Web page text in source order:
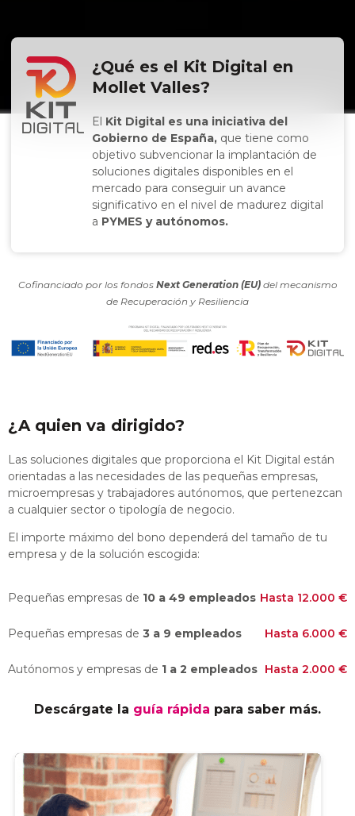
¿Qué es el Kit Digital en
Mollet Valles?
El Kit Digital es una iniciativa del
Gobierno de España, que tiene como
objetivo subvencionar la implantación de
soluciones digitales disponibles en el
mercado para conseguir un avance
significativo en el nivel de madurez digital
a PYMES y autónomos.
Cofinanciado por los fondos Next Generation (EU)del mecanismo
de Recuperación y Resiliencia
¿A quien va dirigido?
Las soluciones digitales que proporciona el Kit Digital están
orientadas a las necesidades de las pequeñas empresas,
microempresas y trabajadores autónomos, que pertenezcan
a cualquier sector o tipología de negocio.
El importe máximo del bono dependerá del tamaño de tu
empresa y de la solución escogida:
Pequeñas empresas de 10 a 49 empleados Hasta 12.000 €
Pequeñas empresas de 3 a 9 empleados Hasta 6.000 €
Autónomos y empresas de 1 a 2 empleados Hasta 2.000 €
Descárgate la guía rápida para saber más.